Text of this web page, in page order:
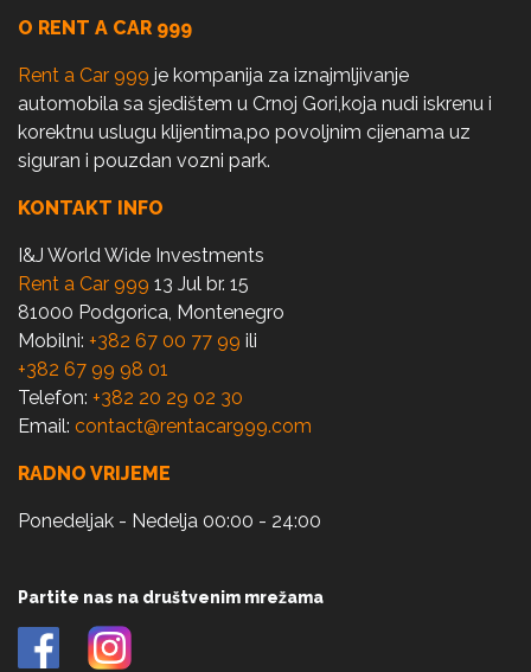
O RENT A CAR 999
Rent a Car 999 je kompanija za iznajmljivanje
automobila sa sjedištem u Crnoj Gori,koja nudi iskrenu i
korektnu uslugu klijentima,po povoljnim cijenama uz
siguran i pouzdan vozni park.
KONTAKT INFO
I&J World Wide Investments
Rent a Car 999 13 Jul br. 15
81000 Podgorica, Montenegro
Mobilni: +382 67 00 77 99 ili
+382 67 99 98 01
Telefon: +382 20 29 02 30
Email: contact@rentacar999.com
RADNO VRIJEME
Ponedeljak - Nedelja 00:00 - 24:00
Partite nas na društvenim mrežama